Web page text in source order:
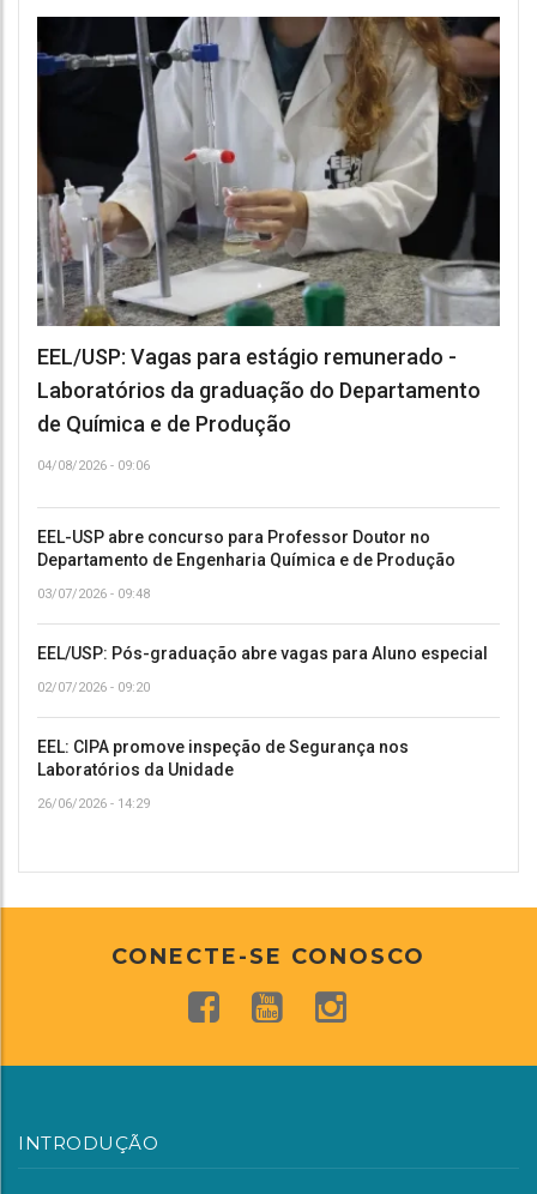
EEL/USP: Vagas para estágio remunerado -
Laboratórios da graduação do Departamento
de Química e de Produção
04/08/2026 - 09:06
EEL-USP abre concurso para Professor Doutor no
Departamento de Engenharia Química e de Produção
03/07/2026 - 09:48
EEL/USP: Pós-graduação abre vagas para Aluno especial
02/07/2026 - 09:20
EEL: CIPA promove inspeção de Segurança nos
Laboratórios da Unidade
26/06/2026 - 14:29
CONECTE-SE CONOSCO
INTRODUÇÃO